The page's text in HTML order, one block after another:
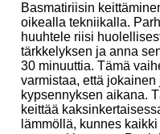
Basmatiriisin
oikealla tekniikalla.
huuhtele riisi
tärkkelyksen ja anna
30 minuuttia. Tämä
varmistaa, että
kypsennyksen aikana.
keittää
lämmöllä, kunnes